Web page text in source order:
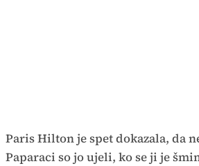
Paris Hilton je spet dokazala, da
Paparaci so jo ujeli, ko se ji je